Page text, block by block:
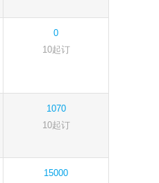
0
10起订
1070
10起订
15000